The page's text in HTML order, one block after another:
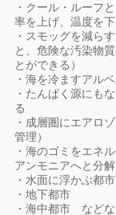
・クール・ルーフ
率を上げ、温度を下
・スモッグを減ら
と、危険な汚染物
とができる）
・海を冷ますアル
・たんぱく源にも
る
・成層圏にエアロ
管理）
・海のゴミをエネ
アンモニアへと分
・水面に浮かぶ都市
・地下都市
・海中都市 などな